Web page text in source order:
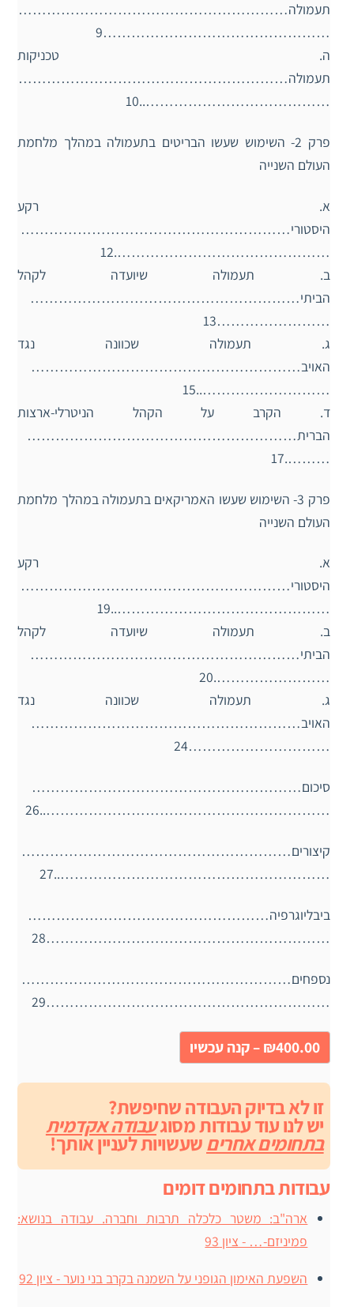
תעמולה…………………………………………………
…………………………………………9
ה. טכניקות
תעמולה…………………………………………………
…………………………………..10
פרק 2- השימוש שעשו הבריטים בתעמולה במהלך מלחמת
העולם השנייה
א. רקע
היסטורי…………………………………………………
……………………………………….12
ב. תעמולה שיועדה לקהל
הביתי…………………………………………………
……………………13
ג. תעמולה שכוונה נגד
האויב…………………………………………………
………………………..15
ד. הקרב על הקהל הניטרלי-ארצות
הברית…………………………………………………
……….17
פרק 3- השימוש שעשו האמריקאים בתעמולה במהלך מלחמת
העולם השנייה
א. רקע
היסטורי…………………………………………………
………………………………………..19
ב. תעמולה שיועדה לקהל
הביתי…………………………………………………
…………………….20
ג. תעמולה שכוונה נגד
האויב…………………………………………………
…………………………24
סיכום…………………………………………………
……………………………………………………..26
קיצורים…………………………………………………
…………………………………………………..27
ביבליוגרפיה……………………………………………
……………………………………………………28
נספחים…………………………………………………
……………………………………………………29
₪400.00 – קנה עכשיו
זו לא בדיוק העבודה שחיפשת?
יש לנו עוד עבודות מסוגעבודה אקדמית
בתחומים אחריםשעשויות לעניין אותך!
עבודות בתחומים דומים
ארה"ב: משטר כלכלה תרבות וחברה. עבודה בנושא:
פמיניזם-… - ציון 93
השפעת האימון הגופני על השמנה בקרב בני נוער - ציון 92